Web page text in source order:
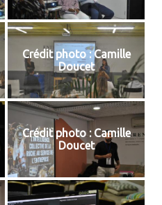
Crédit photo : Camille
Doucet
Crédit photo : Camille
Doucet